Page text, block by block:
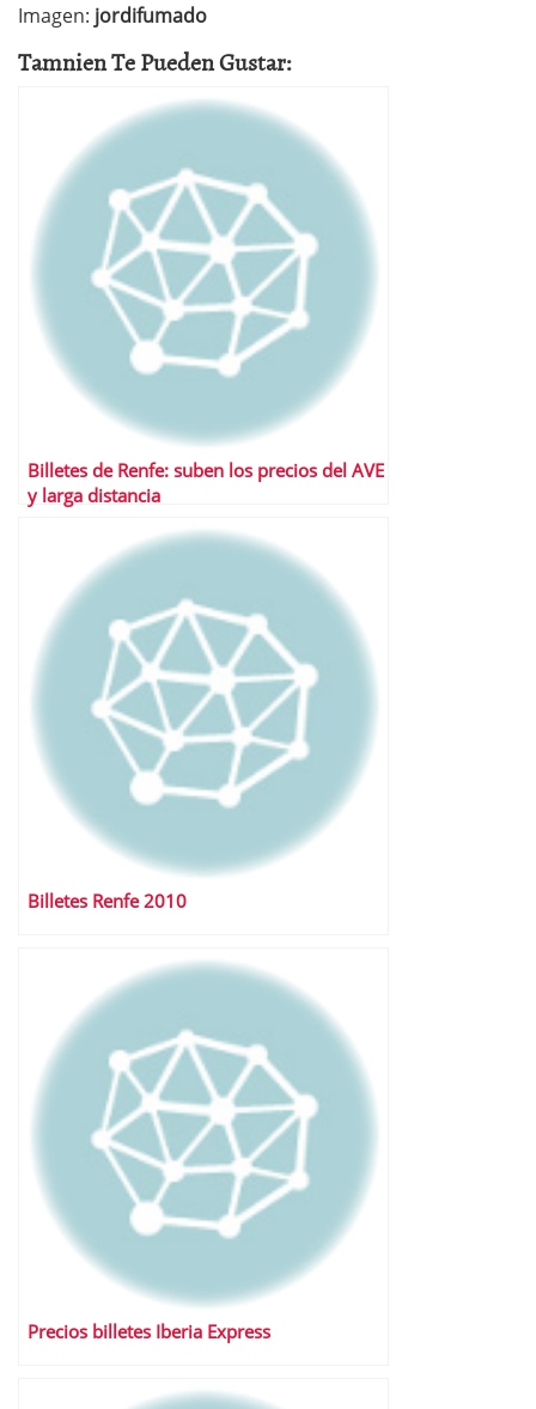
Imagen: jordifumado
Tamnien Te Pueden Gustar:
Billetes de Renfe: suben los precios del AVE
y larga distancia
Billetes Renfe 2010
Precios billetes Iberia Express